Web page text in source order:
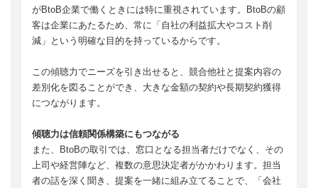
がBtoB企業で働くときには特に重視されています。BtoBの顧
客は企業にあたるため、常に「自社の利益拡大やコスト削
減」という明確な目的を持っているからです。
この傾聴力でニーズを引き出せると、競合他社と提案内容の
差別化を図ることができ、大きな金額の契約や長期契約獲得
につながります。
傾聴力は信頼関係構築にもつながる
また、BtoBの取引では、窓口となる担当者だけでなく、その
上司や経営陣など、複数の意思決定者がかかわります。担当
者の話を深く聞き、提案を一緒に組み立てることで、「会社